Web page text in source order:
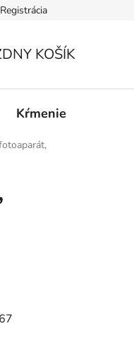
Registrácia
KOŠÍK
Kŕmenie